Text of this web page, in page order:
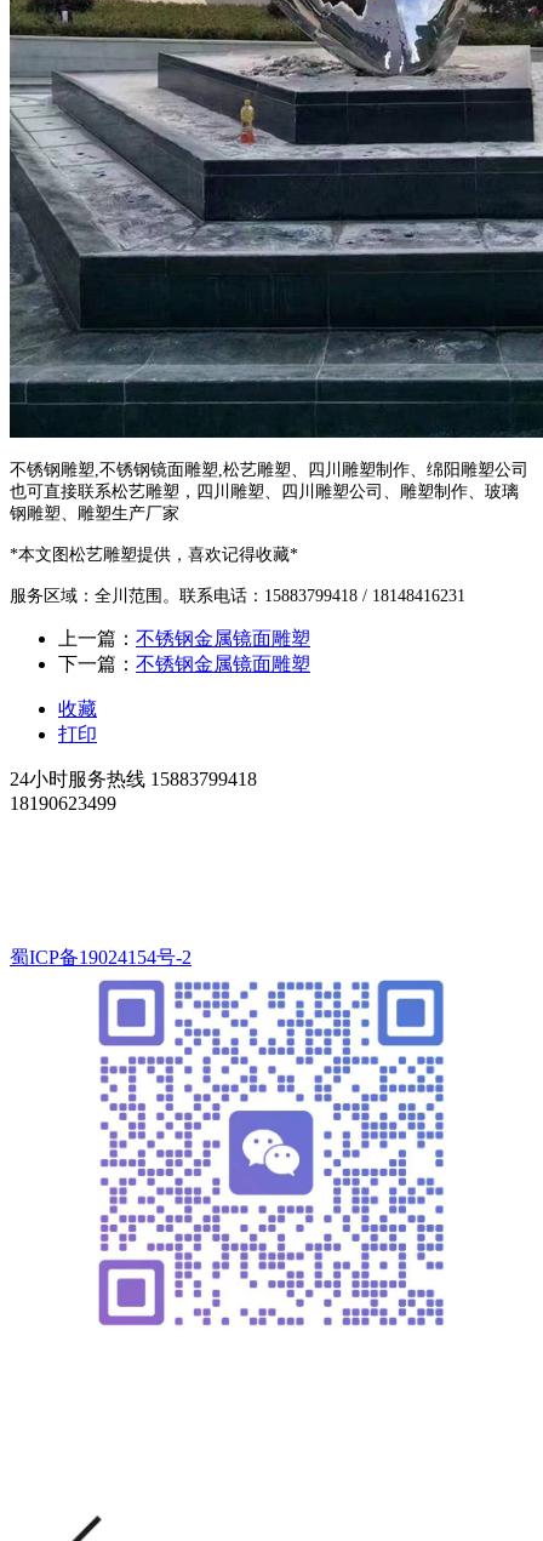
不锈钢雕塑,不锈钢镜面雕塑,松艺雕塑、四川雕塑制作、绵阳雕塑公司
也可直接联系松艺雕塑，四川雕塑、四川雕塑公司、雕塑制作、玻璃
钢雕塑、雕塑生产厂家
*本文图松艺雕塑提供，喜欢记得收藏*
服务区域：全川范围。 联系电话：15883799418 / 18148416231
上一篇： 不锈钢金属镜面雕塑
下一篇： 不锈钢金属镜面雕塑
收藏
打印
24小时服务热线 15883799418
18190623499
蜀ICP备19024154号-2